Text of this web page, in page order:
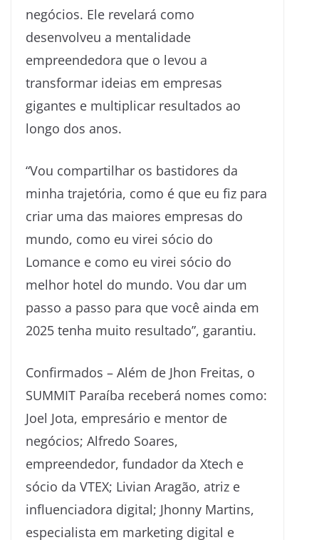
negócios. Ele revelará como
desenvolveu a mentalidade
empreendedora que o levou a
transformar ideias em empresas
gigantes e multiplicar resultados ao
longo dos anos.
“Vou compartilhar os bastidores da
minha trajetória, como é que eu fiz para
criar uma das maiores empresas do
mundo, como eu virei sócio do
Lomance e como eu virei sócio do
melhor hotel do mundo. Vou dar um
passo a passo para que você ainda em
2025 tenha muito resultado”, garantiu.
Confirmados – Além de Jhon Freitas, o
SUMMIT Paraíba receberá nomes como:
Joel Jota, empresário e mentor de
negócios; Alfredo Soares,
empreendedor, fundador da Xtech e
sócio da VTEX; Livian Aragão, atriz e
influenciadora digital; Jhonny Martins,
especialista em marketing digital e